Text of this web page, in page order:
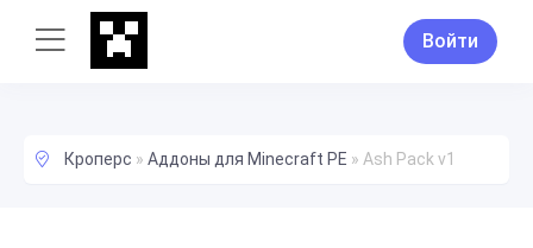
Войти
Кроперс » Аддоны для Minecraft PE » Ash Pack v1